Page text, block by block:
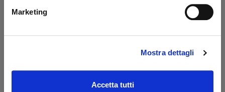
Marketing
Mostra dettagli
Accetta tutti
Oil tank PBS Palfinger